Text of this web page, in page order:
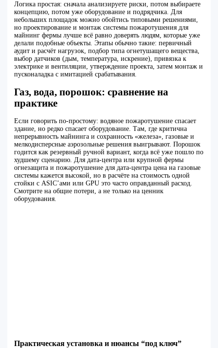
Логика простая: сначала анализируете риски, потом выбираете
концепцию, потом уже оборудование и подрядчика. Для
небольших площадок можно обойтись типовыми решениями,
но проектирование и монтаж системы пожаротушения для
майнинг фермы лучше всё равно доверять людям, которые уже
делали подобные объекты. Этапы обычно такие: первичный
аудит и расчёт нагрузок, подбор типа огнетушащего вещества,
выбор датчиков (дым, температура, искрение), привязка к
электрике и вентиляции, утверждение проекта, затем монтаж и
пусконаладка с имитацией срабатывания.
Газ, вода, порошок: сравнение на
практике
Если говорить по-простому: водяное пожаротушение спасает
здание, но редко спасает оборудование. Там, где критична
непрерывность майнинга и сохранность «железа», газовые и
мелкодисперсные аэрозольные решения выигрывают. Порошок
годится как резервный ручной вариант, когда всё уже пошло по
худшему сценарию. Для дата-центра или крупной фермы
огнезащита и пожаротушение для дата-центра цена на газовые
системы кажется высокой, но в расчёте на стоимость одной
стойки с ASIC’ами или GPU это часто оправданный расход.
Смотрите на общие потери, а не только на ценник
оборудования.
Практическая установка и нюансы “под ключ”